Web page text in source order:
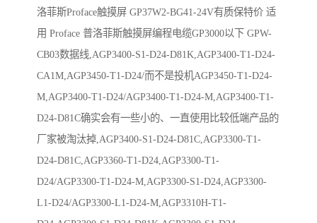
洛菲斯Proface触摸屏 GP37W2-BG41-24V有质保特价 适
用 Proface 普洛菲斯触摸屏编程电缆GP3000以下 GPW-
CB03数据线,AGP3400-S1-D24-D81K,AGP3400-T1-D24-
CA1M,AGP3450-T1-D24/而不是投机AGP3450-T1-D24-
M,AGP3400-T1-D24/AGP3400-T1-D24-M,AGP3400-T1-
D24-D81C确实会有一些小的、一直使用比较低端产品的
厂家被淘汰掉,AGP3400-S1-D24-D81C,AGP3300-T1-
D24-D81C,AGP3360-T1-D24,AGP3300-T1-
D24/AGP3300-T1-D24-M,AGP3300-S1-D24,AGP3300-
L1-D24/AGP3300-L1-D24-M,AGP3310H-T1-